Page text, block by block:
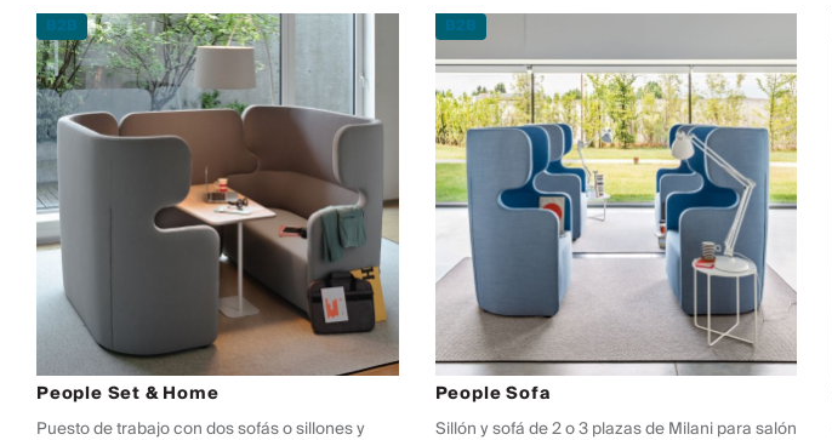
People Set & Home
Puesto de trabajo con dos sofás o sillones y
People Sofa
Sillón y sofá de 2 o 3 plazas de Milani para salón